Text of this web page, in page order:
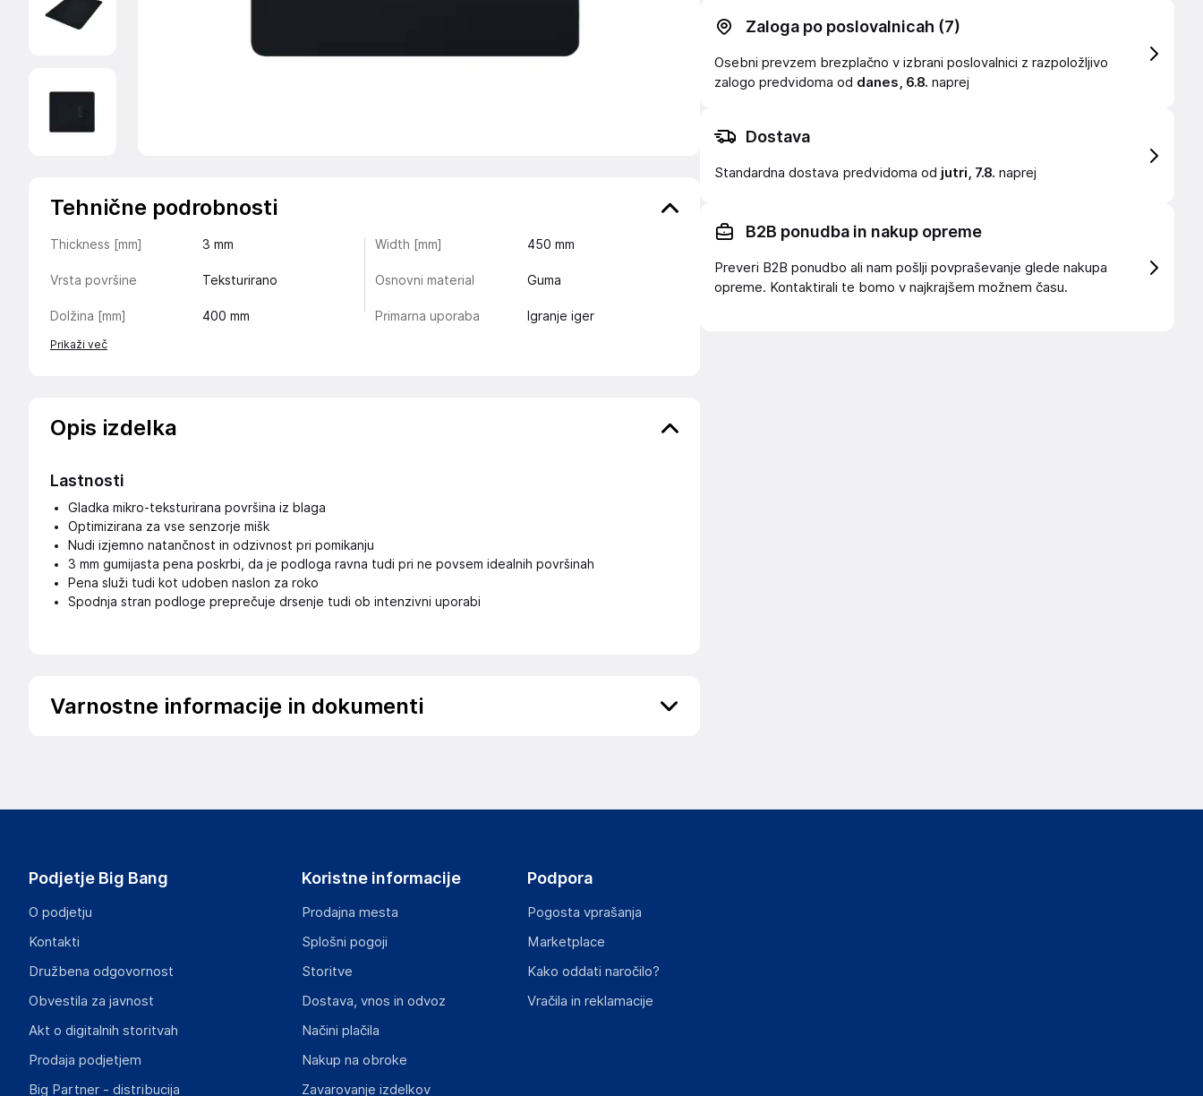
Tehnične podrobnosti
Thickness [mm] 3 mm Width [mm] 450 mm
Vrsta površine Teksturirano Osnovni material Guma
Dolžina [mm] 400 mm Primarna uporaba Igranje iger
Prikaži več
Opis izdelka
Lastnosti
Gladka mikro-teksturirana površina iz blaga
Optimizirana za vse senzorje mišk
Nudi izjemno natančnost in odzivnost pri pomikanju
3 mm gumijasta pena poskrbi, da je podloga ravna tudi pri ne povsem idealnih površinah
Pena služi tudi kot udoben naslon za roko
Spodnja stran podloge preprečuje drsenje tudi ob intenzivni uporabi
Varnostne informacije in dokumenti
compliance@razer.com
Gospodarski subjekt s sedežem v EU, ki zagotavlja skladnost izdelka z zahtevanimi predpisi.
Alter Teichweg 25, Hamburg
Germany
Zaloga po poslovalnicah (7)
Osebni prevzem brezplačno v izbrani poslovalnici z razpoložljivo
zalogo predvidoma od danes, 6.8. naprej
Dostava
Standardna dostava predvidoma od jutri, 7.8. naprej
B2B ponudba in nakup opreme
Preveri B2B ponudbo ali nam pošlji povpraševanje glede nakupa
opreme. Kontaktirali te bomo v najkrajšem možnem času.
Podjetje Big Bang
O podjetju
Kontakti
Družbena odgovornost
Obvestila za javnost
Akt o digitalnih storitvah
Prodaja podjetjem
Big Partner - distribucija
Koristne informacije
Prodajna mesta
Splošni pogoji
Storitve
Dostava, vnos in odvoz
Načini plačila
Nakup na obroke
Zavarovanje izdelkov
Podpora
Pogosta vprašanja
Marketplace
Kako oddati naročilo?
Vračila in reklamacije